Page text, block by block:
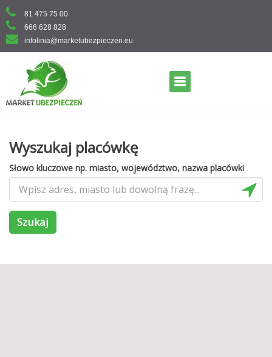
Skip
to
content
81 475 75 00
666 628 828
infolinia@marketubezpieczen.eu
Wyszukaj placówkę
Słowo kluczowe np. miasto, województwo, nazwa placówki
Szukaj